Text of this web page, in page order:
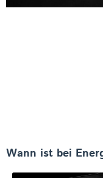
Wann ist bei